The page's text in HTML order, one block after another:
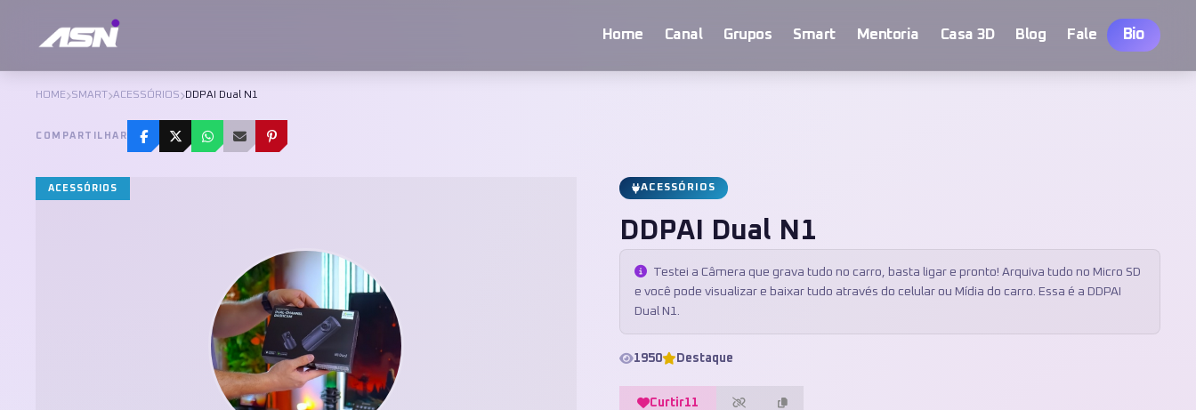
Home Canal Grupos Smart Mentoria Casa 3D Blog Fale Bio
HOME SMART ACESSÓRIOS DDPAI Dual N1
COMPARTILHAR
ACESSÓRIOS ACESSÓRIOS
DDPAI Dual N1
Testei a Câmera que grava tudo no carro, basta ligar e pronto! Arquiva tudo no Micro SD
e você pode visualizar e baixar tudo através do celular ou Mídia do carro. Essa é a DDPAI
Dual N1.
1950 Destaque
Curtir11